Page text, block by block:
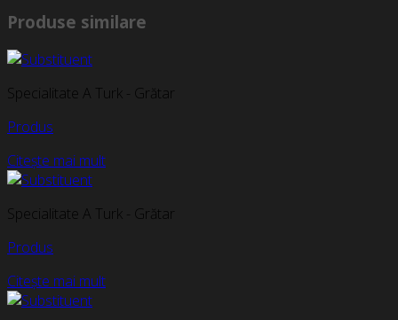
Produse similare
Specialitate A Turk - Grătar
Produs
Citește mai mult
Specialitate A Turk - Grătar
Produs
Citește mai mult